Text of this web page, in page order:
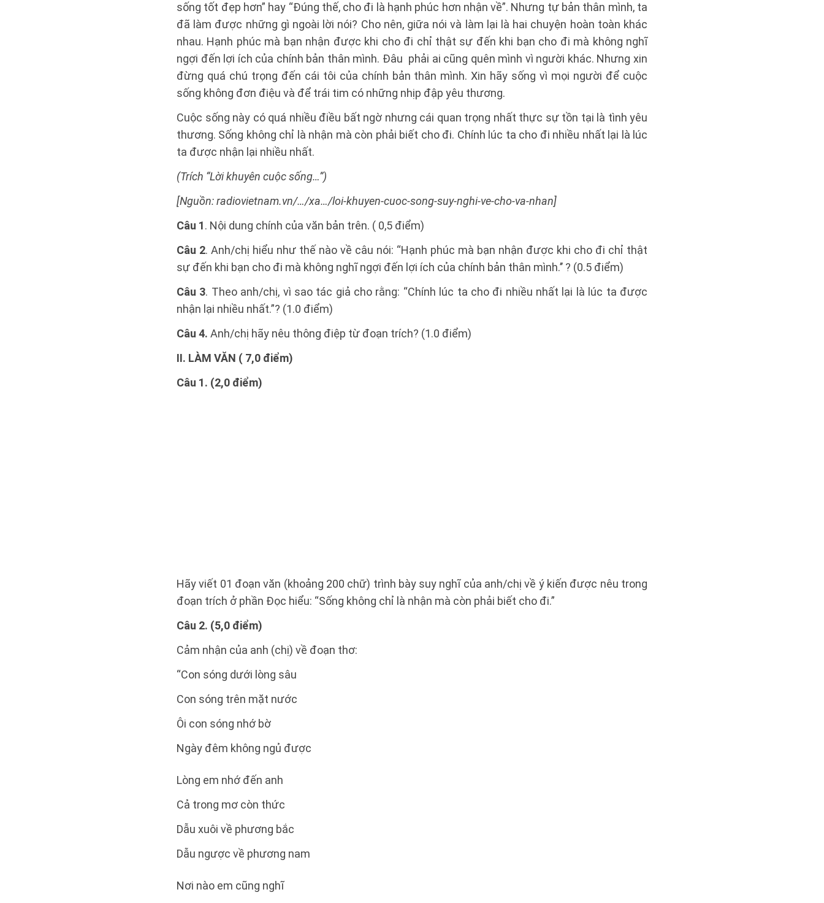
sống tốt đẹp hơn” hay “Đúng thế, cho đi là hạnh phúc hơn nhận về”. Nhưng tự bản thân mình, ta
đã làm được những gì ngoài lời nói? Cho nên, giữa nói và làm lại là hai chuyện hoàn toàn khác
nhau. Hạnh phúc mà bạn nhận được khi cho đi chỉ thật sự đến khi bạn cho đi mà không nghĩ
ngợi đến lợi ích của chính bản thân mình. Đâu phải ai cũng quên mình vì người khác. Nhưng xin
đừng quá chú trọng đến cái tôi của chính bản thân mình. Xin hãy sống vì mọi người để cuộc
sống không đơn điệu và để trái tim có những nhịp đập yêu thương.
Cuộc sống này có quá nhiều điều bất ngờ nhưng cái quan trọng nhất thực sự tồn tại là tình yêu
thương. Sống không chỉ là nhận mà còn phải biết cho đi. Chính lúc ta cho đi nhiều nhất lại là lúc
ta được nhận lại nhiều nhất.
(Trích “Lời khuyên cuộc sống…”)
[Nguồn: radiovietnam.vn/…/xa…/loi-khuyen-cuoc-song-suy-nghi-ve-cho-va-nhan]
Câu 1. Nội dung chính của văn bản trên. ( 0,5 điểm)
Câu 2. Anh/chị hiểu như thế nào về câu nói: “Hạnh phúc mà bạn nhận được khi cho đi chỉ thật
sự đến khi bạn cho đi mà không nghĩ ngợi đến lợi ích của chính bản thân mình.’’ ? (0.5 điểm)
Câu 3. Theo anh/chị, vì sao tác giả cho rằng: “Chính lúc ta cho đi nhiều nhất lại là lúc ta được
nhận lại nhiều nhất.”? (1.0 điểm)
Câu 4. Anh/chị hãy nêu thông điệp từ đoạn trích? (1.0 điểm)
II. LÀM VĂN ( 7,0 điểm)
Câu 1. (2,0 điểm)
Hãy viết 01 đoạn văn (khoảng 200 chữ) trình bày suy nghĩ của anh/chị về ý kiến được nêu trong
đoạn trích ở phần Đọc hiểu: “Sống không chỉ là nhận mà còn phải biết cho đi.”
Câu 2. (5,0 điểm)
Cảm nhận của anh (chị) về đoạn thơ:
“Con sóng dưới lòng sâu
Con sóng trên mặt nước
Ôi con sóng nhớ bờ
Ngày đêm không ngủ được
Lòng em nhớ đến anh
Cả trong mơ còn thức
Dẫu xuôi về phương bắc
Dẫu ngược về phương nam
Nơi nào em cũng nghĩ